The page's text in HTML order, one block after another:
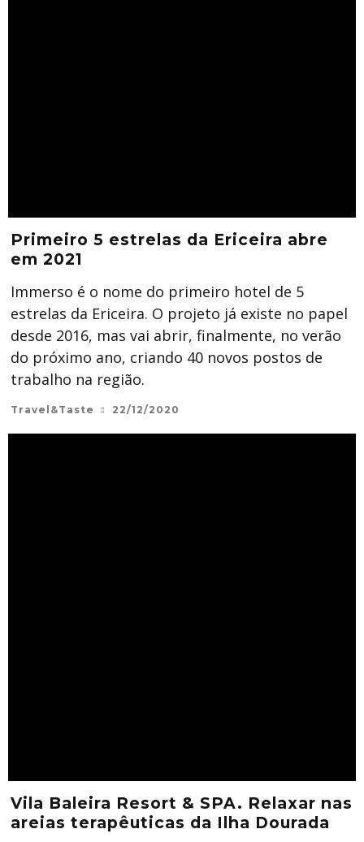
Primeiro 5 estrelas da Ericeira abre
em 2021
Immerso é o nome do primeiro hotel de 5
estrelas da Ericeira. O projeto já existe no papel
desde 2016, mas vai abrir, finalmente, no verão
do próximo ano, criando 40 novos postos de
trabalho na região.
Travel&Taste 22/12/2020
Vila Baleira Resort & SPA. Relaxar nas
areias terapêuticas da Ilha Dourada